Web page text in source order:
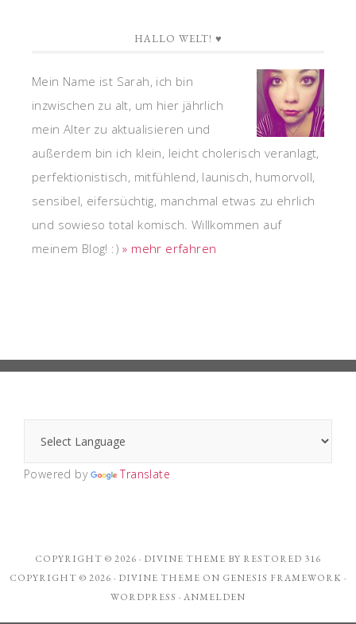
HALLO WELT! ♥
Mein Name ist Sarah, ich bin
inzwischen zu alt, um hier jährlich
mein Alter zu aktualisieren und
außerdem bin ich klein, leicht cholerisch veranlagt,
perfektionistisch, mitfühlend, launisch, humorvoll,
sensibel, eifersüchtig, manchmal etwas zu ehrlich
und sowieso total komisch. Willkommen auf
meinem Blog! :)» mehr erfahren
Powered by Translate
COPYRIGHT © 2026 · DIVINE THEME BY RESTORED 316
COPYRIGHT © 2026 · DIVINE THEME ON GENESIS FRAMEWORK ·
WORDPRESS · ANMELDEN